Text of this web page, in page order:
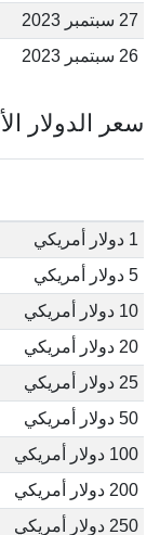
27 سبتمبر 2023
26 سبتمبر 2023
سعر الدولار
1 دولار أمريكي
5 دولار أمريكي
10 دولار أمريكي
20 دولار أمريكي
25 دولار أمريكي
50 دولار أمريكي
100 دولار أمريكي
200 دولار أمريكي
250 دولار أمريكي